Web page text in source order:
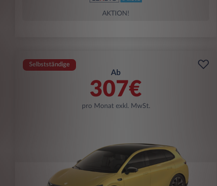
AKTION!
Selbstständige
Ab
307€
pro Monat exkl. MwSt.